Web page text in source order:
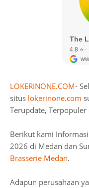
LOKERINONE.COM-
situs lokerinone.com
Terupdate, Terpopuler
Berikut kami
2026 di Medan dan
Brasserie Medan.
Adapun perusahaan